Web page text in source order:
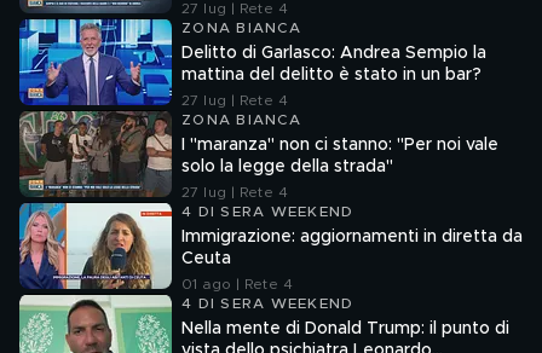
27 lug | Rete 4
ZONA BIANCA
Delitto di Garlasco: Andrea Sempio la
mattina del delitto è stato in un bar?
27 lug | Rete 4
ZONA BIANCA
I "maranza" non ci stanno: "Per noi vale
solo la legge della strada"
27 lug | Rete 4
4 DI SERA WEEKEND
Immigrazione: aggiornamenti in diretta da
Ceuta
01 ago | Rete 4
4 DI SERA WEEKEND
Nella mente di Donald Trump: il punto di